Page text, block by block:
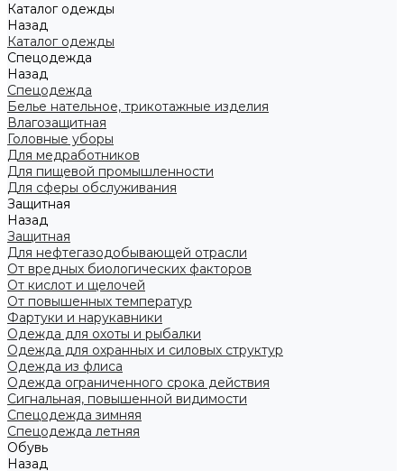
Каталог одежды
Назад
Каталог одежды
Спецодежда
Назад
Спецодежда
Белье нательное, трикотажные изделия
Влагозащитная
Головные уборы
Для медработников
Для пищевой промышленности
Для сферы обслуживания
Защитная
Назад
Защитная
Для нефтегазодобывающей отрасли
От вредных биологических факторов
От кислот и щелочей
От повышенных температур
Фартуки и нарукавники
Одежда для охоты и рыбалки
Одежда для охранных и силовых структур
Одежда из флиса
Одежда ограниченного срока действия
Сигнальная, повышенной видимости
Спецодежда зимняя
Спецодежда летняя
Обувь
Назад